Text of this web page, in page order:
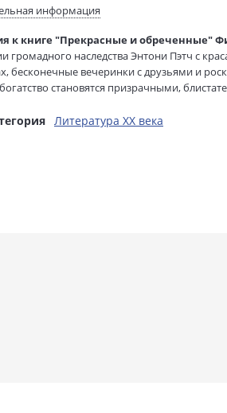
16+
английский
Папилина Л.
Мягкая обложка
информация
к книге "Прекрасные и обреченные"
громадного наследства Энтони Пэтч с
бесконечные вечеринки с друзьями и
становятся призрачными,
Литература XX века